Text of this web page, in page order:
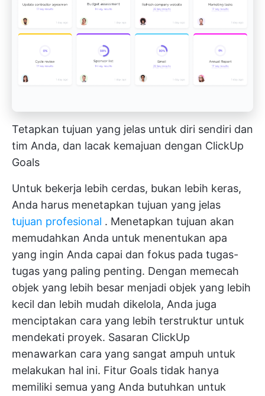
Tetapkan tujuan yang jelas untuk diri sendiri dan
tim Anda, dan lacak kemajuan dengan ClickUp
Goals
Untuk bekerja lebih cerdas, bukan lebih keras,
Anda harus menetapkan tujuan yang jelas
tujuan profesional . Menetapkan tujuan akan
memudahkan Anda untuk menentukan apa
yang ingin Anda capai dan fokus pada tugas-
tugas yang paling penting. Dengan memecah
objek yang lebih besar menjadi objek yang lebih
kecil dan lebih mudah dikelola, Anda juga
menciptakan cara yang lebih terstruktur untuk
mendekati proyek. Sasaran ClickUp
menawarkan cara yang sangat ampuh untuk
melakukan hal ini. Fitur Goals tidak hanya
memiliki semua yang Anda butuhkan untuk